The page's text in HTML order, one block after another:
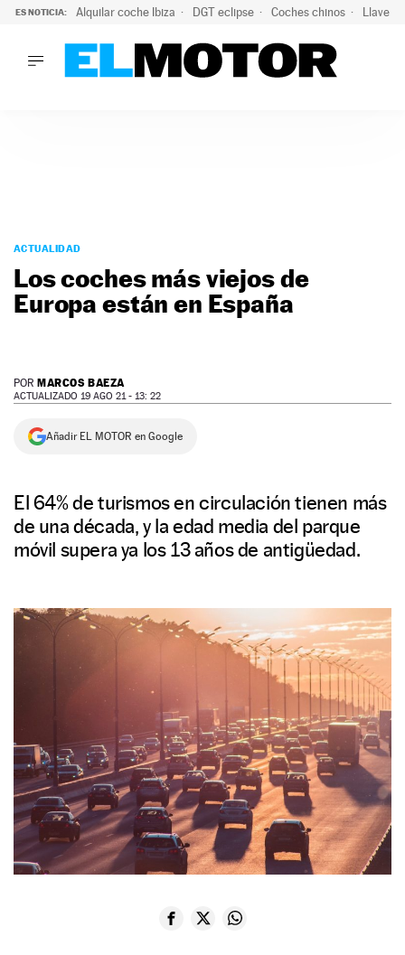
ES NOTICIA: Alquilar coche Ibiza DGT eclipse Coches chinos Llaves
PODCAST
MOTOS
TECNOLOGÍA
SERVICIOS
NEWSLETTER
ACTUALIDAD
Los coches más viejos de
Europa están en España
POR MARCOS BAEZA
ACTUALIZADO 19 AGO 21 - 13: 22
Añadir EL MOTOR en Google
El 64% de turismos en circulación tienen más
de una década, y la edad media del parque
móvil supera ya los 13 años de antigüedad.